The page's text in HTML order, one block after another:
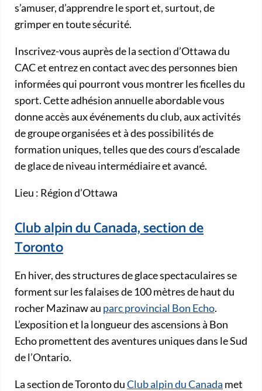
s’amuser, d’apprendre le sport et, surtout, de
grimper en toute sécurité.
Inscrivez-vous auprès de la section d’Ottawa du
CAC et entrez en contact avec des personnes bien
informées qui pourront vous montrer les ficelles du
sport. Cette adhésion annuelle abordable vous
donne accès aux événements du club, aux activités
de groupe organisées et à des possibilités de
formation uniques, telles que des cours d’escalade
de glace de niveau intermédiaire et avancé.
Lieu : Région d’Ottawa
Club alpin du Canada, section de
Toronto
En hiver, des structures de glace spectaculaires se
forment sur les falaises de 100 mètres de haut du
rocher Mazinaw au parc provincial Bon Echo.
L’exposition et la longueur des ascensions à Bon
Echo promettent des aventures uniques dans le Sud
de l’Ontario.
La section de Toronto duClub alpin du Canada met